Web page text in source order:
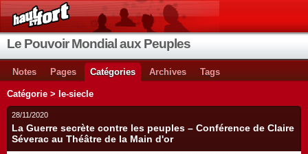
Le Pouvoir Mondial aux Peuples
Notes Pages Catégories Archives Tags
Catégorie > le-siecle
28/11/2020
La Guerre secrète contre les peuples – Conférence de Claire
Séverac au Théâtre de la Main d'or